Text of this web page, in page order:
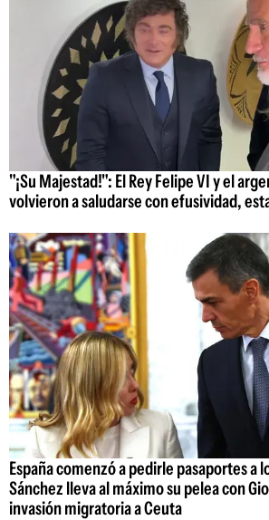
"¡Su Majestad!": El Rey Felipe VI y el
volvieron a saludarse con efusividad,
España comenzó a pedirle pasaportes a
Sánchez lleva al máximo su pelea con
invasión migratoria a Ceuta